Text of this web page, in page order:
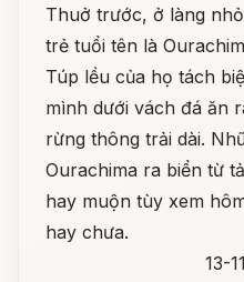
Thuở trước, ở làng
trẻ tuổi tên là
Túp lều của họ tách
mình dưới vách đá ăn
rừng thông trải dài.
Ourachima ra biển từ
hay muộn tùy xem
hay chưa.
13-